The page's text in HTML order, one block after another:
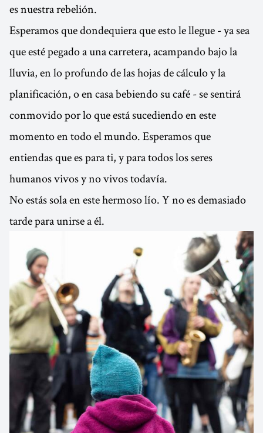
es nuestra rebelión.
Esperamos que dondequiera que esto le llegue - ya sea
que esté pegado a una carretera, acampando bajo la
lluvia, en lo profundo de las hojas de cálculo y la
planificación, o en casa bebiendo su café - se sentirá
conmovido por lo que está sucediendo en este
momento en todo el mundo. Esperamos que
entiendas que es para ti, y para todos los seres
humanos vivos y no vivos todavía.
No estás sola en este hermoso lío. Y no es demasiado
tarde para unirse a él.